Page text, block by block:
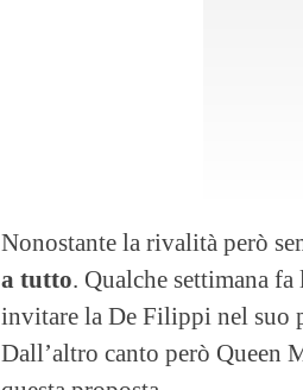
Nonostante la rivalità però
a tutto. Qualche settimana
invitare la De Filippi nel suo
Dall’altro canto però Queen